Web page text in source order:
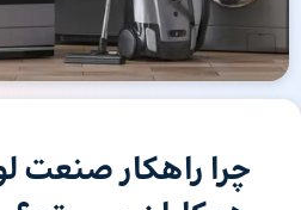
چرا راهکار صنعت